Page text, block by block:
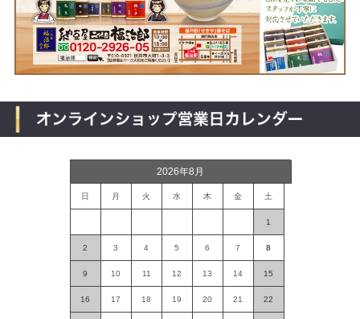
2026年8月
日 月 火 水 木 金 土
1
2 3 4 5 6 7 8
9 10 11 12 13 14 15
16 17 18 19 20 21 22